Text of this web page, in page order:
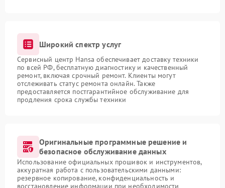
Широкий спектр услуг
Сервисный центр Hansa обеспечивает доставку техники
по всей РФ, бесплатную диагностику и качественный
ремонт, включая срочный ремонт. Клиенты могут
отслеживать статус ремонта онлайн. Также
предоставляется постгарантийное обслуживание для
продления срока службы техники
Оригинальные программные решение и
безопасное обслуживание данных
Использование официальных прошивок и инструментов,
аккуратная работа с пользовательскими данными:
резервное копирование, конфиденциальность и
восстановление информации при необходимости